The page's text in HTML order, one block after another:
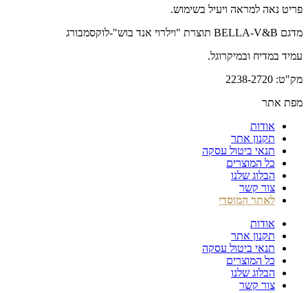
פריט נאה למראה ויעיל בשימוש.
מדגם BELLA-V&B תוצרת "וילרוי אנד בוש"-לוקסמבורג
עמיד במדיח ובמיקרוגל.
מק"ט: 2238-2720
מפת אתר
אודות
תקנון אתר
תנאי ביטול עסקה
כל המוצרים
הבלוג שלנו
צור קשר
לאתר המוסדי
אודות
תקנון אתר
תנאי ביטול עסקה
כל המוצרים
הבלוג שלנו
צור קשר